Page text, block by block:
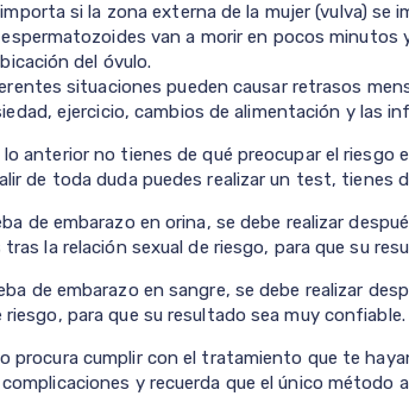
importa si la zona externa de la mujer (vulva) se
espermatozoides van a morir en pocos
del óvulo.
situaciones pueden causar retrasos
ejercicio, cambios de alimentación y las
anterior no tienes de qué preocupar el riesgo
de toda duda puedes realizar un test, tienes
de embarazo en orina, se debe realizar
la relación sexual de riesgo, para que su
de embarazo en sangre, se debe realizar
riesgo, para que su resultado sea muy confiable.
procura cumplir con el tratamiento que te
y recuerda que el único método